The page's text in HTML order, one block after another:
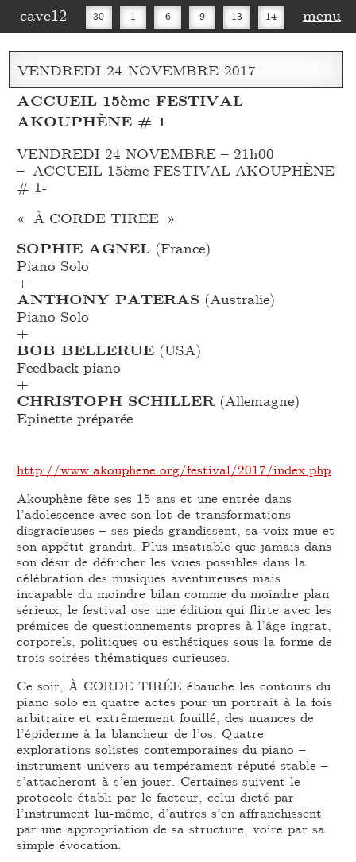
cave12 30 1 6 9 13 14
16 20 27 30
menu
VENDREDI 24 NOVEMBRE 2017
ACCUEIL 15ème FESTIVAL
AKOUPHÈNE # 1
VENDREDI 24 NOVEMBRE – 21h00
– ACCUEIL 15ème FESTIVAL AKOUPHÈNE
# 1-
« À CORDE TIREE »
SOPHIE AGNEL (France)
Piano Solo
+
ANTHONY PATERAS (Australie)
Piano Solo
+
BOB BELLERUE (USA)
Feedback piano
+
CHRISTOPH SCHILLER(Allemagne)
Epinette préparée
http://www.akouphene.org/festival/2017/index.php
Akouphène fête ses 15 ans et une entrée dans
l’adolescence avec son lot de transformations
disgracieuses – ses pieds grandissent, sa voix mue et
son appétit grandit. Plus insatiable que jamais dans
son désir de défricher les voies possibles dans la
célébration des musiques aventureuses mais
incapable du moindre bilan comme du moindre plan
sérieux, le festival ose une édition qui flirte avec les
prémices de questionnements propres à l’âge ingrat,
corporels, politiques ou esthétiques sous la forme de
trois soirées thématiques curieuses.
Ce soir, À CORDE TIRÉE ébauche les contours du
piano solo en quatre actes pour un portrait à la fois
arbitraire et extrêmement fouillé, des nuances de
l’épiderme à la blancheur de l’os. Quatre
explorations solistes contemporaines du piano –
instrument-univers au tempérament réputé stable –
s’attacheront à s’en jouer. Certaines suivent le
protocole établi par le facteur, celui dicté par
l’instrument lui-même, d’autres s’en affranchissent
par une appropriation de sa structure, voire par sa
simple évocation.